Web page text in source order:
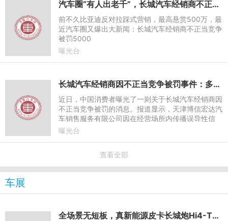
汽车圈“有人出老千”，长城汽车经销商不正当竞争被罚5000
前不久比亚迪反对拉踩式营销，最高悬赏500万，最
近汽车圈又爆出大新闻：长城汽车经销商不正当竞争
被罚5000
曝光台
长城汽车经销商因不正当竞争被罚事件：多博主宣称相关视频被下架
近日，中国消费者曝光了一则关于长城汽车经销商因
不正当竞争被罚的消息。报道显示，天津博信宏达汽
车销售服务有限公司因在经营场所内传播误导性信
息，损害竞争对手的商业信誉和商品声誉，被天津市
曝光台
查看全部
车展
全场景无短板，真新能源皮卡长城炮Hi4-T即将硬核登陆重庆车展